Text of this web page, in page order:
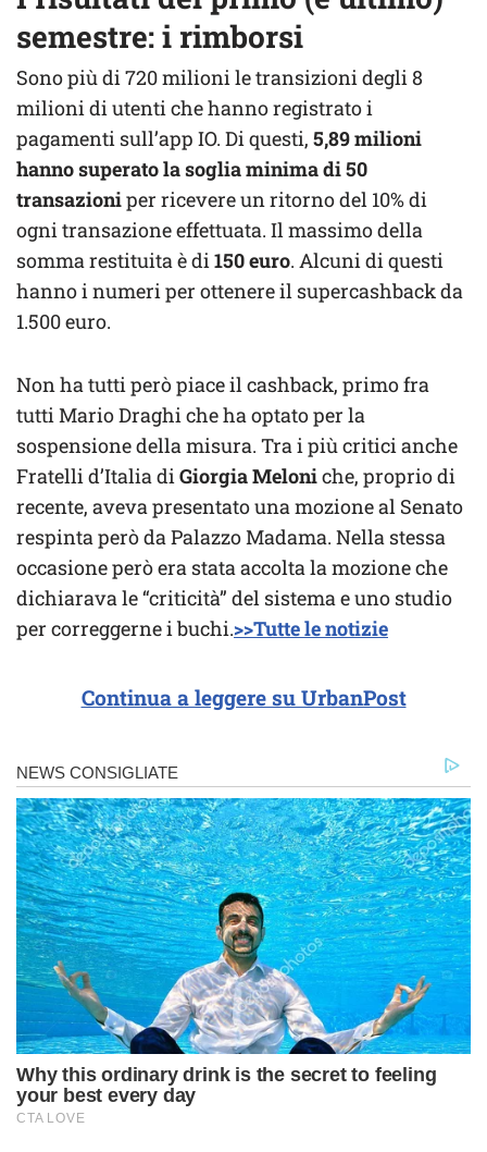
semestre: i rimborsi
Sono più di 720 milioni le transizioni degli 8
milioni di utenti che hanno registrato i
pagamenti sull’app IO. Di questi, 5,89 milioni
hanno superato la soglia minima di 50
transazioniper ricevere un ritorno del 10% di
ogni transazione effettuata. Il massimo della
somma restituita è di150 euro. Alcuni di questi
hanno i numeri per ottenere il supercashback da
1.500 euro.
Non ha tutti però piace il cashback, primo fra
tutti Mario Draghi che ha optato per la
sospensione della misura. Tra i più critici anche
Fratelli d’Italia diGiorgia Meloniche, proprio di
recente, aveva presentato una mozione al Senato
respinta però da Palazzo Madama. Nella stessa
occasione però era stata accolta la mozione che
dichiarava le “criticità” del sistema e uno studio
per correggerne i buchi.>>Tutte le notizie
Continua a leggere su UrbanPost